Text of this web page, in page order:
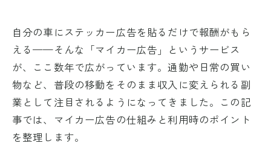
自分の車にステッカー広告を貼るだけで報酬がもら
える——そんな「マイカー広告」というサービス
が、ここ数年で広がっています。通勤や日常の買い
物など、普段の移動をそのまま収入に変えられる副
業として注目されるようになってきました。この記
事では、マイカー広告の仕組みと利用時のポイント
を整理します。